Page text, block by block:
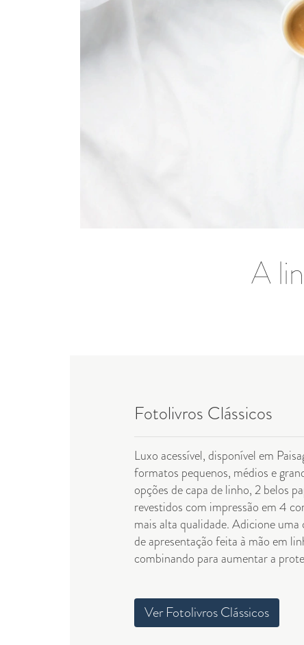
A
Fotolivros Clássicos
Luxo acessível, disponível em
formatos pequenos, médios e
opções de capa de linho, 2 belos
revestidos com impressão em 4
mais alta qualidade. Adicione uma
de apresentação feita à mão em
combinando para aumentar a
Ver Fotolivros Clássicos